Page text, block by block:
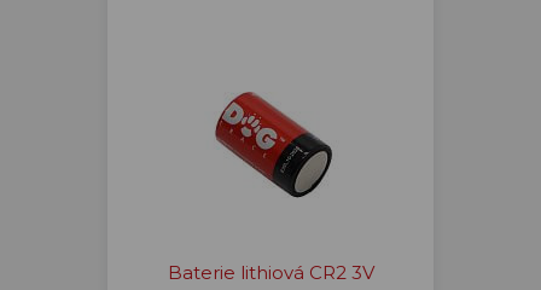
Baterie lithiová CR2 3V